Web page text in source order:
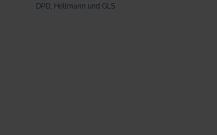
DPD, Hellmann und GLS